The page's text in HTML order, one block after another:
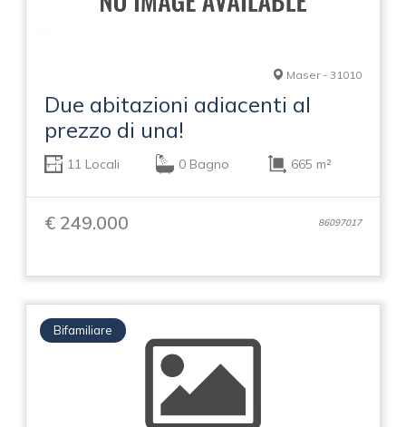
Maser - 31010
Due abitazioni adiacenti al
prezzo di una!
11 Locali 0 Bagno 665 m²
€ 249.000 86097017
Bifamiliare